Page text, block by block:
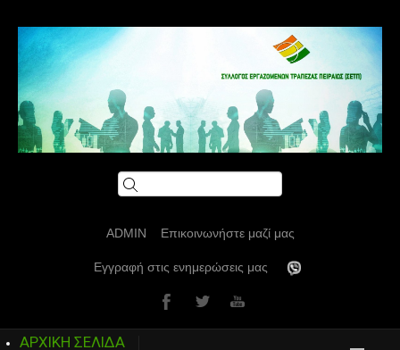
ADMIN Επικοινωνήστε μαζί μας
Εγγραφή στις ενημερώσεις μας
ΑΡΧΙΚΗ ΣΕΛΙΔΑ